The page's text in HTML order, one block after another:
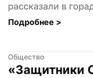
рассказали в
Подробнее >
Общество
«Защитники